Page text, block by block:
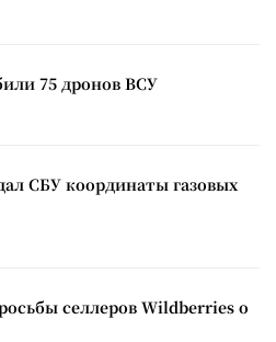
75 дронов ВСУ
СБУ координаты газовых
селлеров Wildberries о